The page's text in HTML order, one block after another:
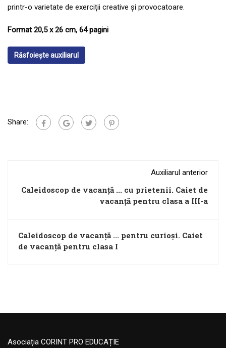
printr-o varietate de exerciții creative și provocatoare.
Format 20,5 x 26 cm, 64 pagini
Răsfoiește auxiliarul
Share:
Auxiliarul anterior
Caleidoscop de vacanță ... cu prietenii. Caiet de
vacanță pentru clasa a III-a
Caleidoscop de vacanță ... pentru curioși. Caiet
de vacanță pentru clasa I
Asociația CORINT PRO EDUCAȚIE